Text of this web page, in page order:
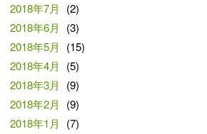
2018年7月
(2)
2018年6月
(3)
2018年5月
(15)
2018年4月
(5)
2018年3月
(9)
2018年2月
(9)
2018年1月
(7)